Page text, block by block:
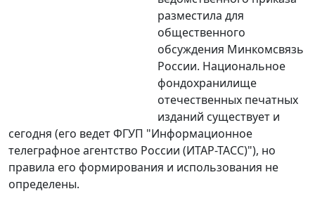
разместила для
общественного
обсуждения Минкомсвязь
России. Национальное
фондохранилище
отечественных печатных
изданий существует и
сегодня (его ведет ФГУП "Информационное
телеграфное агентство России (ИТАР-ТАСС)"), но
правила его формирования и использования не
определены.